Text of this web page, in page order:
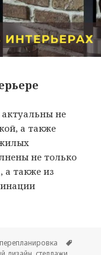
не
а также
не только
а также из
и стеллажи в